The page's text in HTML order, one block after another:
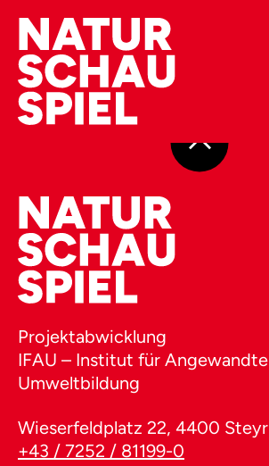
Projektabwicklung
IFAU – Institut für Angewandte
Umweltbildung
Wieserfeldplatz 22, 4400 Steyr
+43 / 7252 / 81199-0